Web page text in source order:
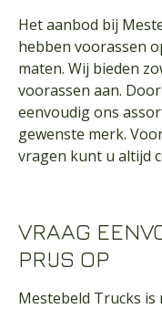
Het aanbod bij
hebben voorassen
maten. Wij bieden
voorassen aan.
eenvoudig ons
gewenste merk.
vragen kunt u altijd
VRAAG
PRIJS OP
Mestebeld Trucks is